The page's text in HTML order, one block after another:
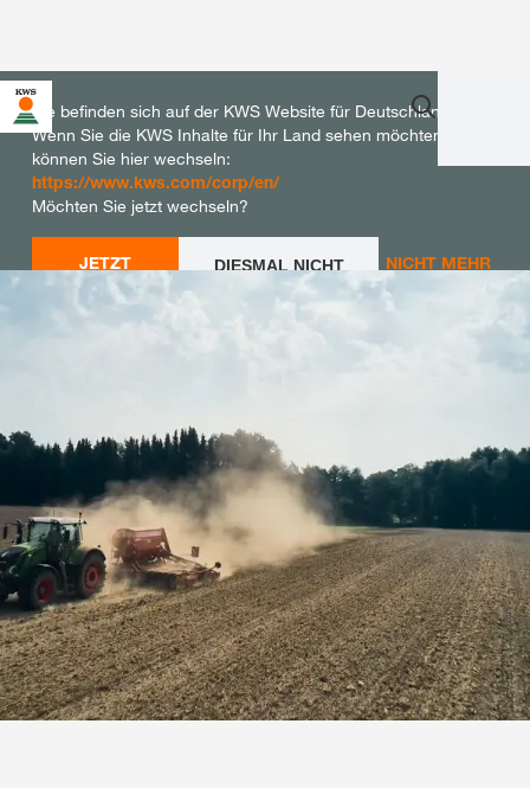
Sie befinden sich auf der KWS Website für Deutschland.
Wenn Sie die KWS Inhalte für Ihr Land sehen möchten,
können Sie hier wechseln:
https://www.kws.com/corp/en/
Möchten Sie jetzt wechseln?
JETZT
WECHSELN
DIESMAL NICHT
NICHT MEHR